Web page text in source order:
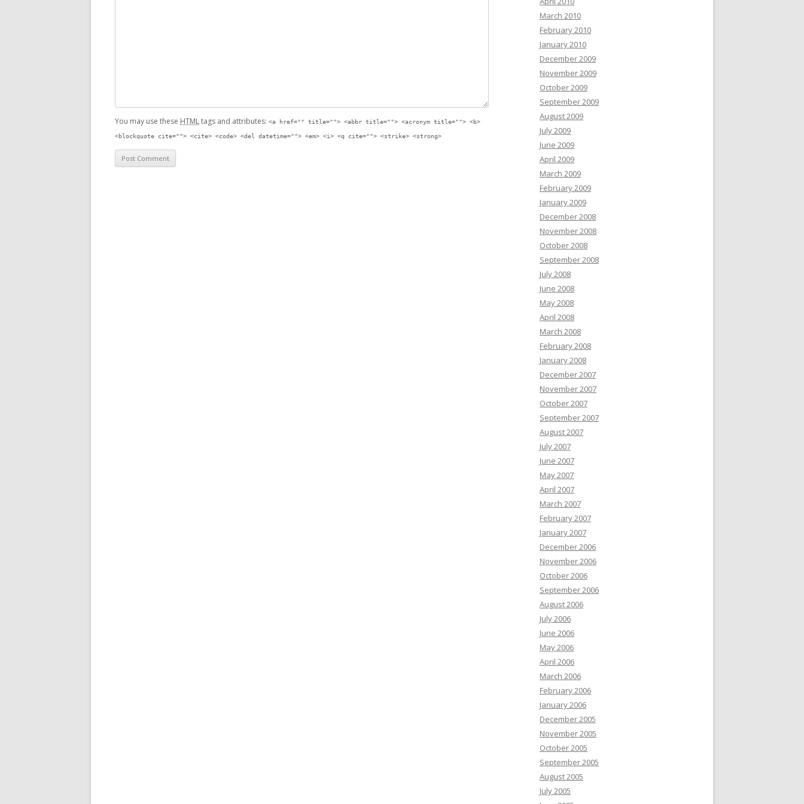
You may use these HTMLtags and attributes: <a href="" title=""> <abbr title=""> <acronym title=""> <b>
<blockquote cite=""> <cite> <code> <del datetime=""> <em> <i> <q cite=""> <strike> <strong>
March 2010
February 2010
January 2010
December 2009
November 2009
October 2009
September 2009
August 2009
July 2009
June 2009
April 2009
March 2009
February 2009
January 2009
December 2008
November 2008
October 2008
September 2008
July 2008
June 2008
May 2008
April 2008
March 2008
February 2008
January 2008
December 2007
November 2007
October 2007
September 2007
August 2007
July 2007
June 2007
May 2007
April 2007
March 2007
February 2007
January 2007
December 2006
November 2006
October 2006
September 2006
August 2006
July 2006
June 2006
May 2006
April 2006
March 2006
February 2006
January 2006
December 2005
November 2005
October 2005
September 2005
August 2005
July 2005